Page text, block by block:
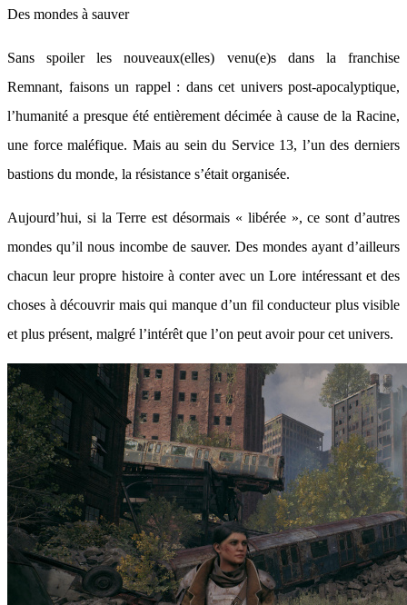
Des mondes à sauver
Sans spoiler les nouveaux(elles) venu(e)s dans la franchise
Remnant, faisons un rappel : dans cet univers post-apocalyptique,
l’humanité a presque été entièrement décimée à cause de la Racine,
une force maléfique. Mais au sein du Service 13, l’un des derniers
bastions du monde, la résistance s’était organisée.
Aujourd’hui, si la Terre est désormais « libérée », ce sont d’autres
mondes qu’il nous incombe de sauver. Des mondes ayant d’ailleurs
chacun leur propre histoire à conter avec un Lore intéressant et des
choses à découvrir mais qui manque d’un fil conducteur plus visible
et plus présent, malgré l’intérêt que l’on peut avoir pour cet univers.